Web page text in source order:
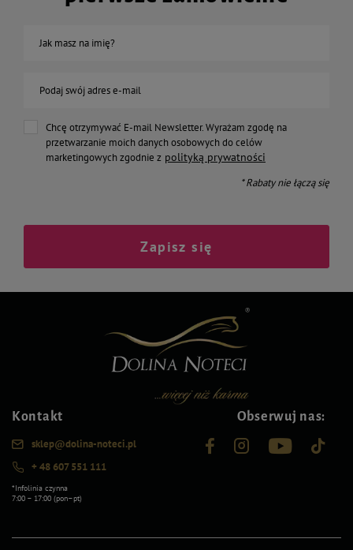
Jak masz na imię?
Podaj swój adres e-mail
Chcę otrzymywać E-mail Newsletter. Wyrażam zgodę na
przetwarzanie moich danych osobowych do celów
marketingowych zgodnie z polityką prywatności
* Rabaty nie łączą się
Zapisz się
Kontakt
sklep@dolina-noteci.pl
+ 48 607 551 111
*Infolinia czynna
7:00 – 17:00 (pon–pt)
Obserwuj nas: